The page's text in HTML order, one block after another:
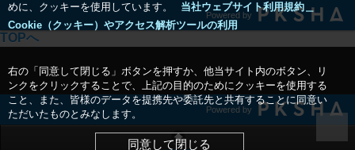
めに、クッキーを使用しています。
当社ウェブサイト利用規約＿
Cookie（クッキー）やアクセス解析ツールの利用
右の「同意して閉じる」ボタンを押すか、他当サイト内のボタン、リ
ンクをクリックすることで、上記の目的のためにクッキーを使用する
こと、また、皆様のデータを提携先や委託先と共有することに同意い
ただいたものとみなします。
同意して閉じる
Powered by
TOPへ
Powered by